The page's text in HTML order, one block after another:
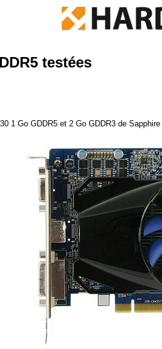
testées
1 Go GDDR5 et 2 Go GDDR3 de